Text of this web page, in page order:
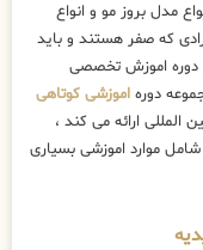
مدل بروز مو و انواع
که صفر هستند و باید
دوره اموزش تخصصی
دوره اموزشی کوتاهی
المللی ارائه می کند ،
موارد اموزشی بسیاری